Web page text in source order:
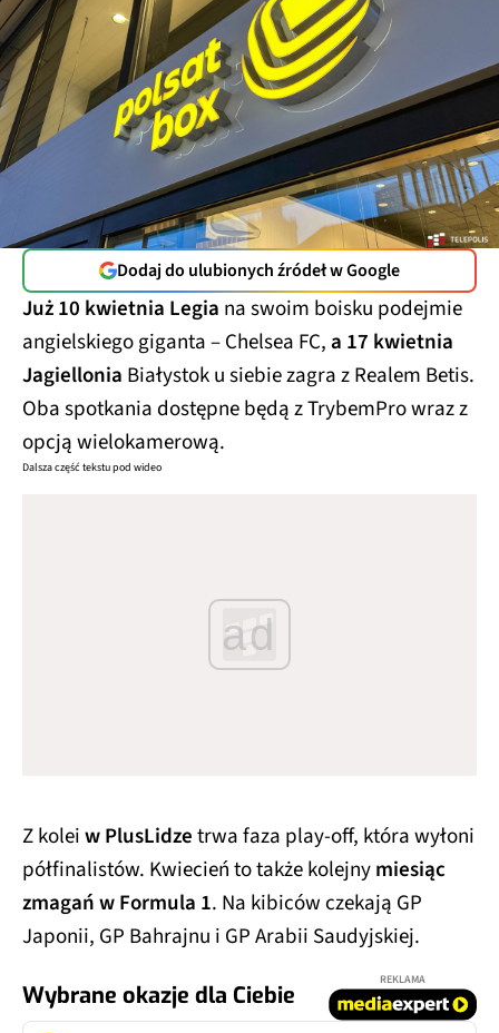
Dodaj do ulubionych źródeł w Google
Już 10 kwietnia Legia na swoim boisku podejmie
angielskiego giganta – Chelsea FC,a 17 kwietnia
Jagiellonia Białystok u siebie zagra z Realem Betis.
Oba spotkania dostępne będą z TrybemPro wraz z
opcją wielokamerową.
Dalsza część tekstu pod wideo
ad
Z koleiw PlusLidzetrwa faza play-off, która wyłoni
półfinalistów. Kwiecień to także kolejnymiesiąc
zmagań w Formula 1. Na kibiców czekają GP
Japonii, GP Bahrajnu i GP Arabii Saudyjskiej.
Wybrane okazje dla Ciebie
REKLAMA